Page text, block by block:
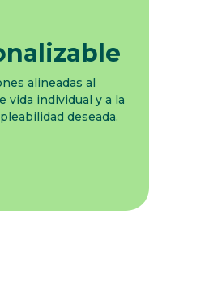
alineadas al
vida individual y a la
deseada.